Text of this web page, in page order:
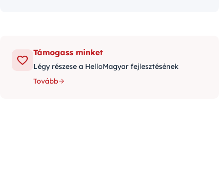
Támogass minket
Légy részese a HelloMagyar fejlesztésének
Tovább